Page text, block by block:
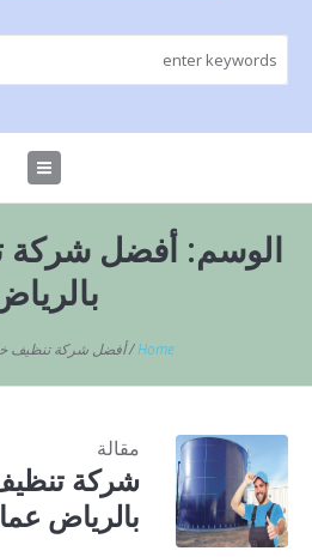
الوسم: أفضل شركة
Home
/أفضل شركة تنظيف
مقالة
شركة
بالرياض